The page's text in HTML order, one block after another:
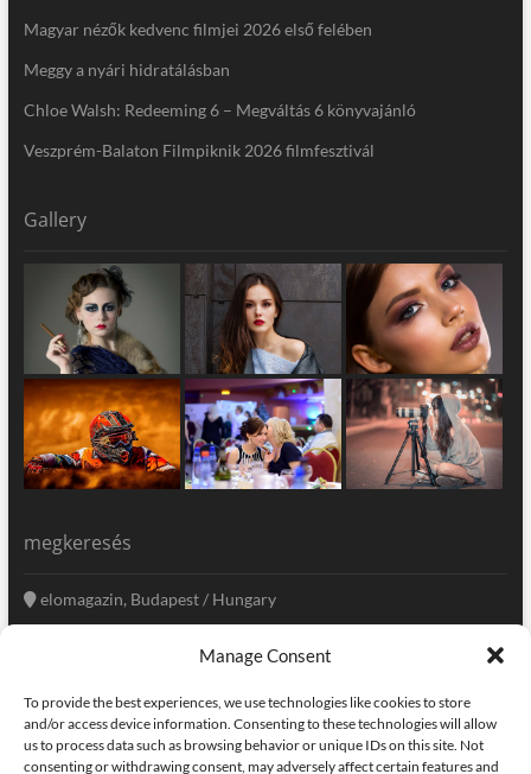
Manage Consent
To provide the best experiences, we use technologies like cookies to store
and/or access device information. Consenting to these technologies will allow
us to process data such as browsing behavior or unique IDs on this site. Not
consenting or withdrawing consent, may adversely affect certain features and
Magyar nézők kedvenc filmjei 2026 első felében
Meggy a nyári hidratálásban
Chloe Walsh: Redeeming 6 – Megváltás 6 könyvajánló
Veszprém-Balaton Filmpiknik 2026 filmfesztivál
Gallery
megkeresés
elomagazin, Budapest / Hungary
szerkesztoseg@elomagazin.com
elomagazin